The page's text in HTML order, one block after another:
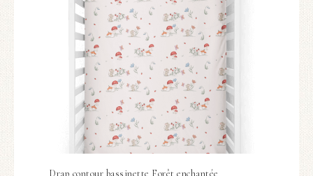
Drap contour bassinette Forêt enchantée